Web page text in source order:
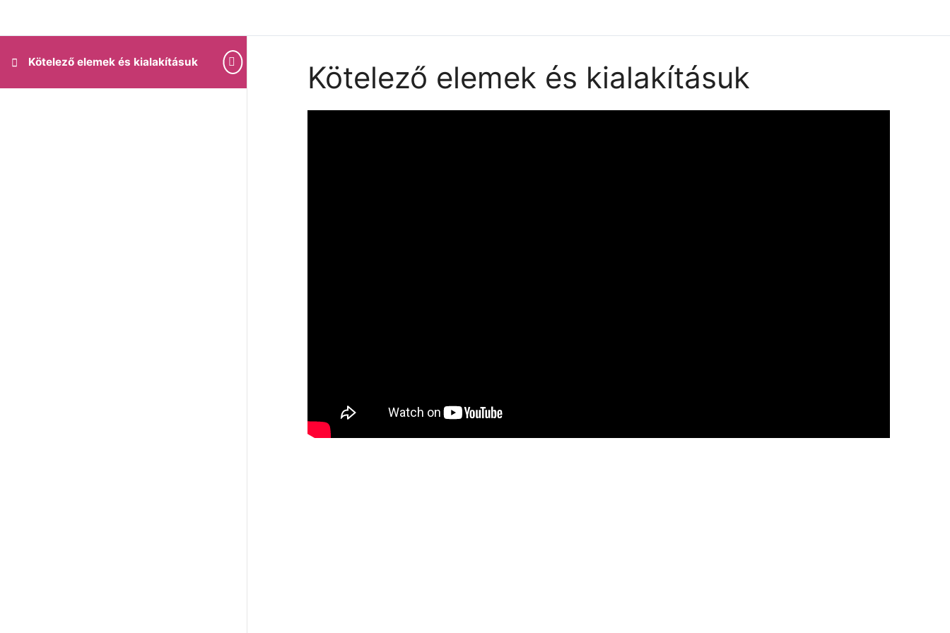
Kötelező elemek és kialakításuk Kötelező elemek és kialakításuk